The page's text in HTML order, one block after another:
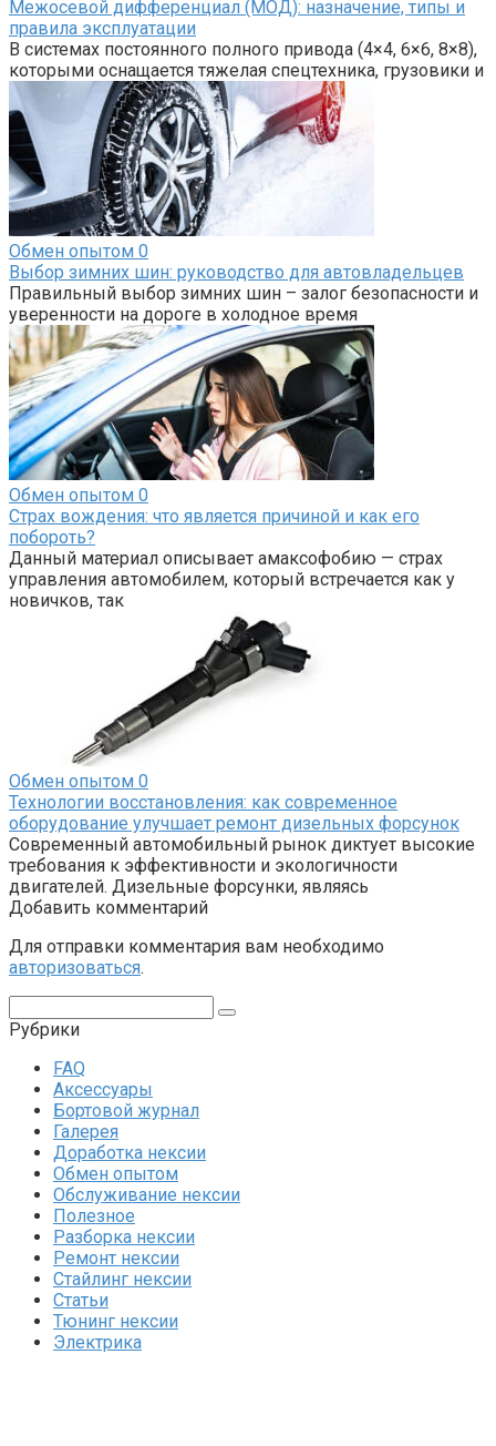
Межосевой дифференциал (МОД): назначение, типы и
правила эксплуатации
В системах постоянного полного привода (4×4, 6×6, 8×8),
которыми оснащается тяжелая спецтехника, грузовики и
Обмен опытом 0
Выбор зимних шин: руководство для автовладельцев
Правильный выбор зимних шин – залог безопасности и
уверенности на дороге в холодное время
Обмен опытом 0
Страх вождения: что является причиной и как его
побороть?
Данный материал описывает амаксофобию — страх
управления автомобилем, который встречается как у
новичков, так
Обмен опытом 0
Технологии восстановления: как современное
оборудование улучшает ремонт дизельных форсунок
Современный автомобильный рынок диктует высокие
требования к эффективности и экологичности
двигателей. Дизельные форсунки, являясь
Добавить комментарий
Для отправки комментария вам необходимо
авторизоваться.
Рубрики
FAQ
Аксессуары
Бортовой журнал
Галерея
Доработка нексии
Обмен опытом
Обслуживание нексии
Полезное
Разборка нексии
Ремонт нексии
Стайлинг нексии
Статьи
Тюнинг нексии
Электрика